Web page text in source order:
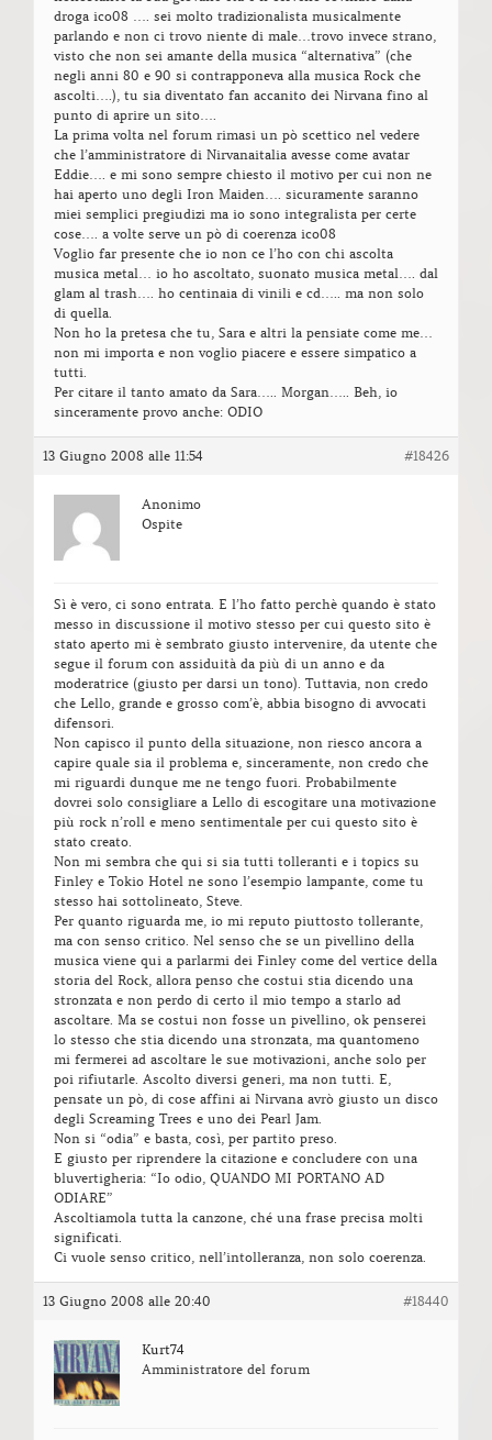
droga ico08 …. sei molto tradizionalista musicalmente
parlando e non ci trovo niente di male…trovo invece strano,
visto che non sei amante della musica “alternativa” (che
negli anni 80 e 90 si contrapponeva alla musica Rock che
ascolti….), tu sia diventato fan accanito dei Nirvana fino al
punto di aprire un sito….
La prima volta nel forum rimasi un pò scettico nel vedere
che l’amministratore di Nirvanaitalia avesse come avatar
Eddie…. e mi sono sempre chiesto il motivo per cui non ne
hai aperto uno degli Iron Maiden…. sicuramente saranno
miei semplici pregiudizi ma io sono integralista per certe
cose…. a volte serve un pò di coerenza ico08
Voglio far presente che io non ce l’ho con chi ascolta
musica metal… io ho ascoltato, suonato musica metal…. dal
glam al trash…. ho centinaia di vinili e cd….. ma non solo
di quella.
Non ho la pretesa che tu, Sara e altri la pensiate come me…
non mi importa e non voglio piacere e essere simpatico a
tutti.
Per citare il tanto amato da Sara….. Morgan….. Beh, io
sinceramente provo anche: ODIO
13 Giugno 2008 alle 11:54 #18426
Anonimo
Ospite
Sì è vero, ci sono entrata. E l’ho fatto perchè quando è stato
messo in discussione il motivo stesso per cui questo sito è
stato aperto mi è sembrato giusto intervenire, da utente che
segue il forum con assiduità da più di un anno e da
moderatrice (giusto per darsi un tono). Tuttavia, non credo
che Lello, grande e grosso com’è, abbia bisogno di avvocati
difensori.
Non capisco il punto della situazione, non riesco ancora a
capire quale sia il problema e, sinceramente, non credo che
mi riguardi dunque me ne tengo fuori. Probabilmente
dovrei solo consigliare a Lello di escogitare una motivazione
più rock n’roll e meno sentimentale per cui questo sito è
stato creato.
Non mi sembra che qui si sia tutti tolleranti e i topics su
Finley e Tokio Hotel ne sono l’esempio lampante, come tu
stesso hai sottolineato, Steve.
Per quanto riguarda me, io mi reputo piuttosto tollerante,
ma con senso critico. Nel senso che se un pivellino della
musica viene qui a parlarmi dei Finley come del vertice della
storia del Rock, allora penso che costui stia dicendo una
stronzata e non perdo di certo il mio tempo a starlo ad
ascoltare. Ma se costui non fosse un pivellino, ok penserei
lo stesso che stia dicendo una stronzata, ma quantomeno
mi fermerei ad ascoltare le sue motivazioni, anche solo per
poi rifiutarle. Ascolto diversi generi, ma non tutti. E,
pensate un pò, di cose affini ai Nirvana avrò giusto un disco
degli Screaming Trees e uno dei Pearl Jam.
Non si “odia” e basta, così, per partito preso.
E giusto per riprendere la citazione e concludere con una
bluvertigheria: “Io odio, QUANDO MI PORTANO AD
ODIARE”
Ascoltiamola tutta la canzone, ché una frase precisa molti
significati.
Ci vuole senso critico, nell’intolleranza, non solo coerenza.
13 Giugno 2008 alle 20:40 #18440
Kurt74
Amministratore del forum